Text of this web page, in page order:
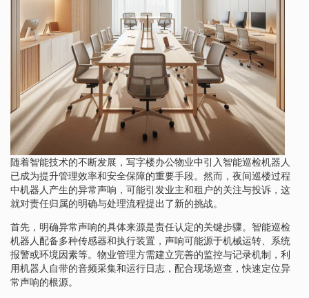
随着智能技术的不断发展，写字楼办公物业中引入智能巡检机器人
已成为提升管理效率和安全保障的重要手段。然而，夜间巡楼过程
中机器人产生的异常声响，可能引发业主和租户的关注与投诉，这
就对责任归属的明确与处理流程提出了新的挑战。
首先，明确异常声响的具体来源是责任认定的关键步骤。智能巡检
机器人配备多种传感器和执行装置，声响可能源于机械运转、系统
报警或环境因素等。物业管理方需建立完善的监控与记录机制，利
用机器人自带的音频采集和运行日志，配合现场巡查，快速定位异
常声响的根源。